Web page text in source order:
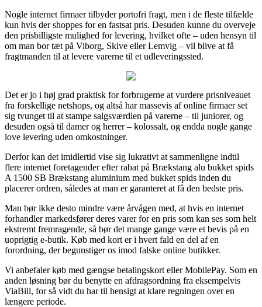
Nogle internet firmaer tilbyder portofri fragt, men i de fleste tilfælde
kun hvis der shoppes for en fastsat pris. Desuden kunne du overveje
den prisbilligste mulighed for levering, hvilket ofte – uden hensyn til
om man bor tæt på Viborg, Skive eller Lemvig – vil blive at få
fragtmanden til at levere varerne til et udleveringssted.
Det er jo i høj grad praktisk for forbrugerne at vurdere prisniveauet
fra forskellige netshops, og altså har massevis af online firmaer set
sig tvunget til at stampe salgsværdien på varerne – til juniorer, og
desuden også til damer og herrer – kolossalt, og endda nogle gange
love levering uden omkostninger.
Derfor kan det imidlertid vise sig lukrativt at sammenligne indtil
flere internet foretagender efter rabat på Brækstang alu bukket spids
A 1500 SB Brækstang aluminium med bukket spids inden du
placerer ordren, således at man er garanteret at få den bedste pris.
Man bør ikke desto mindre være årvågen med, at hvis en internet
forhandler markedsfører deres varer for en pris som kan ses som helt
ekstremt fremragende, så bør det mange gange være et bevis på en
uoprigtig e-butik. Køb med kort er i hvert fald en del af en
forordning, der begunstiger os imod falske online butikker.
Vi anbefaler køb med gængse betalingskort eller MobilePay. Som en
anden løsning bør du benytte en afdragsordning fra eksempelvis
ViaBill, for så vidt du har til hensigt at klare regningen over en
længere periode.